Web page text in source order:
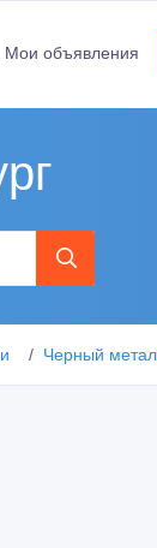
Мои объявления
Черный